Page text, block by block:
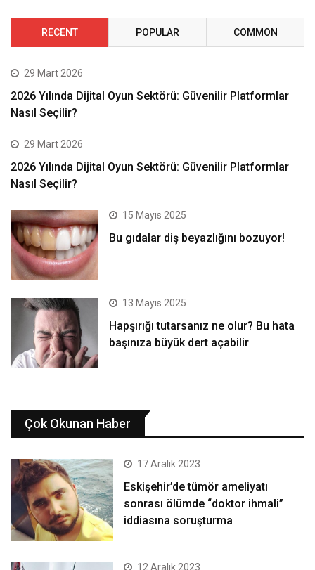
RECENT POPULAR COMMON
29 Mart 2026
2026 Yılında Dijital Oyun Sektörü: Güvenilir Platformlar
Nasıl Seçilir?
29 Mart 2026
2026 Yılında Dijital Oyun Sektörü: Güvenilir Platformlar
Nasıl Seçilir?
15 Mayıs 2025
Bu gıdalar diş beyazlığını bozuyor!
13 Mayıs 2025
Hapşırığı tutarsanız ne olur? Bu hata
başınıza büyük dert açabilir
Çok Okunan Haber
17 Aralık 2023
Eskişehir’de tümör ameliyatı
sonrası ölümde “doktor ihmali”
iddiasına soruşturma
12 Aralık 2023